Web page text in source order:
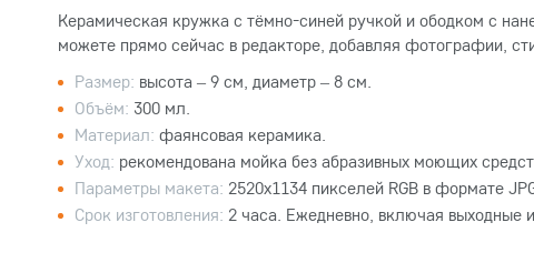
Керамическая кружка с тёмно-синей ручкой и ободком с
можете прямо сейчас в редакторе, добавляя фотографии,
Размер: высота – 9 см, диаметр – 8 см.
Объём: 300 мл.
Материал: фаянсовая керамика.
Уход: рекомендована мойка без абразивных моющих
Параметры макета: 2520x1134 пикселей RGB в формате
Срок изготовления: 2 часа. Ежедневно, включая выходные